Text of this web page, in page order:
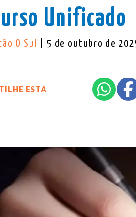
Unificado
O Sul | 5 de outubro de
ESTA